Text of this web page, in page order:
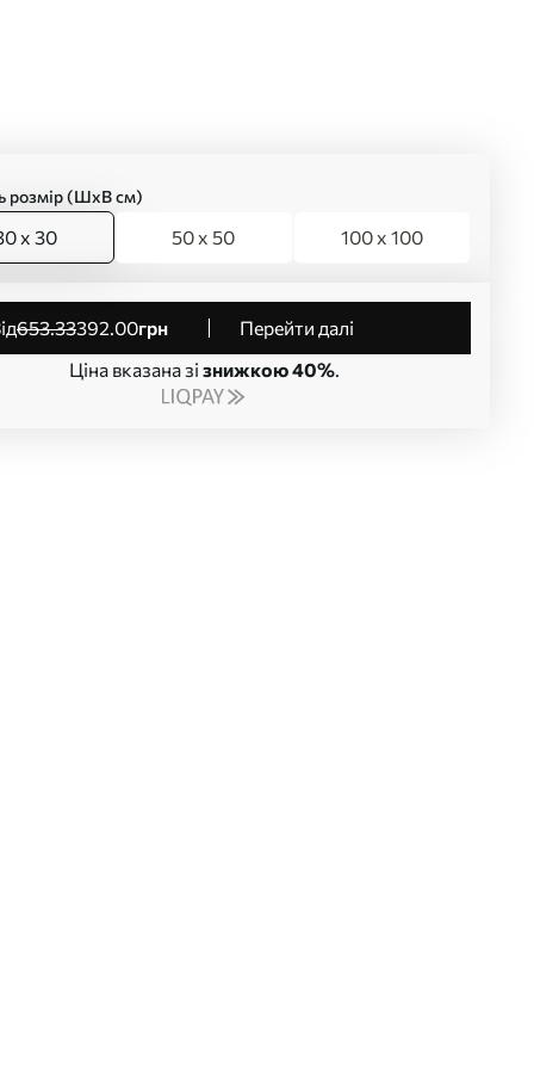
розмір (ШхВ см)
x 30 50 x 50 100 x 100
від653.33392.00грн
Перейти далі
Ціна вказана зі знижкою 40%.